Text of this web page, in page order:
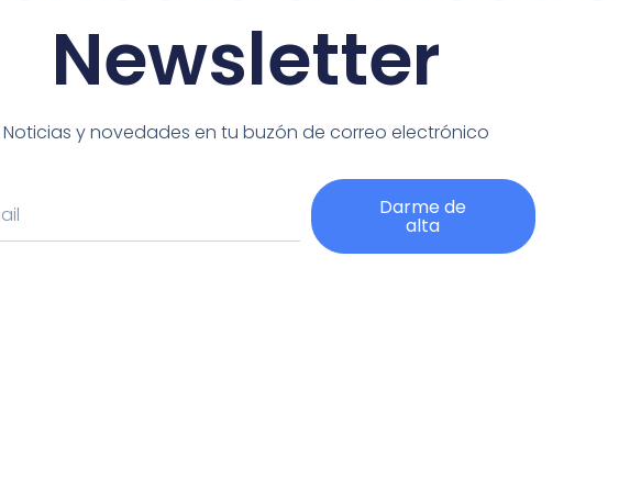
Newsletter
Noticias y novedades en tu buzón de correo electrónico
Darme de
alta